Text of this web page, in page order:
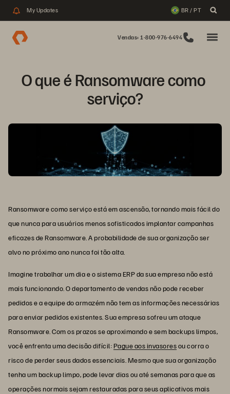
My Updates BR / PT
Vendas: 1-800-976-6494
O que é Ransomware como
serviço?
Ransomware como serviço está em ascensão, tornando mais fácil do
que nunca para usuários menos sofisticados implantar campanhas
eficazes de Ransomware. A probabilidade de sua organização ser
alvo no próximo ano nunca foi tão alta.
Imagine trabalhar um dia e o sistema ERP da sua empresa não está
mais funcionando. O departamento de vendas não pode receber
pedidos e a equipe do armazém não tem as informações necessárias
para enviar pedidos existentes. Sua empresa sofreu um ataque
Ransomware. Com os prazos se aproximando e sem backups limpos,
você enfrenta uma decisão difícil:Pague aos invasoresou corra o
risco de perder seus dados essenciais. Mesmo que sua organização
tenha um backup limpo, pode levar dias ou até semanas para que as
operações normais sejam restauradas para seus aplicativos mais